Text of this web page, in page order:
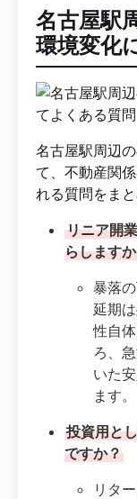
名古屋駅
環境変化
名古屋駅周辺
て、不動産関
れる質問をまと
リニア開
らします
暴落
延期
性自
ろ、
いた
ます。
投資用と
ですか？
リタ